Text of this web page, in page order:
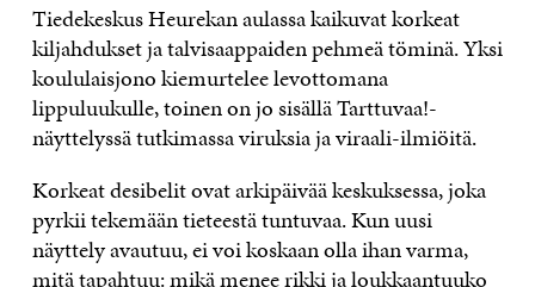
Tiedekeskus Heurekan aulassa kaikuvat korkeat
kiljahdukset ja talvisaappaiden pehmeä töminä. Yksi
koululaisjono kiemurtelee levottomana
lippuluukulle, toinen on jo sisällä Tarttuvaa!-
näyttelyssä tutkimassa viruksia ja viraali-ilmiöitä.
Korkeat desibelit ovat arkipäivää keskuksessa, joka
pyrkii tekemään tieteestä tuntuvaa. Kun uusi
näyttely avautuu, ei voi koskaan olla ihan varma,
mitä tapahtuu: mikä menee rikki ja loukkaantuuko